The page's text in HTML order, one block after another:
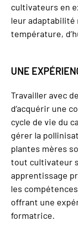
cultivateurs en
leur
température,
UNE
Travailler avec
d’acquérir une
cycle de vie du
gérer la
plantes mères
tout cultivateur
apprentissage
les
offrant une
formatrice.